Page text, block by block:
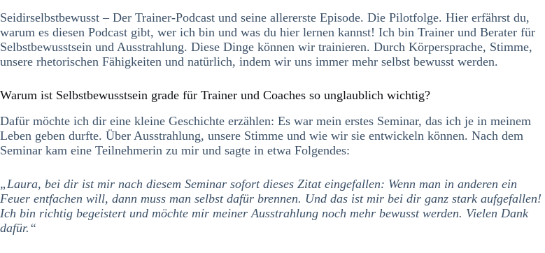
regeln.
Seidirselbstbewusst – Der Trainer-Podcast und seine allererste Episode. Die Pilotfolge. Hier erfährst du,
warum es diesen Podcast gibt, wer ich bin und was du hier lernen kannst! Ich bin Trainer und Berater für
Selbstbewusstsein und Ausstrahlung. Diese Dinge können wir trainieren. Durch Körpersprache, Stimme,
unsere rhetorischen Fähigkeiten und natürlich, indem wir uns immer mehr selbst bewusst werden.
Warum ist Selbstbewusstsein grade für Trainer und Coaches so unglaublich wichtig?
Dafür möchte ich dir eine kleine Geschichte erzählen: Es war mein erstes Seminar, das ich je in meinem
Leben geben durfte. Über Ausstrahlung, unsere Stimme und wie wir sie entwickeln können. Nach dem
Seminar kam eine Teilnehmerin zu mir und sagte in etwa Folgendes:
„Laura, bei dir ist mir nach diesem Seminar sofort dieses Zitat eingefallen: Wenn man in anderen ein
Feuer entfachen will, dann muss man selbst dafür brennen. Und das ist mir bei dir ganz stark aufgefallen!
Ich bin richtig begeistert und möchte mir meiner Ausstrahlung noch mehr bewusst werden. Vielen Dank
dafür.“